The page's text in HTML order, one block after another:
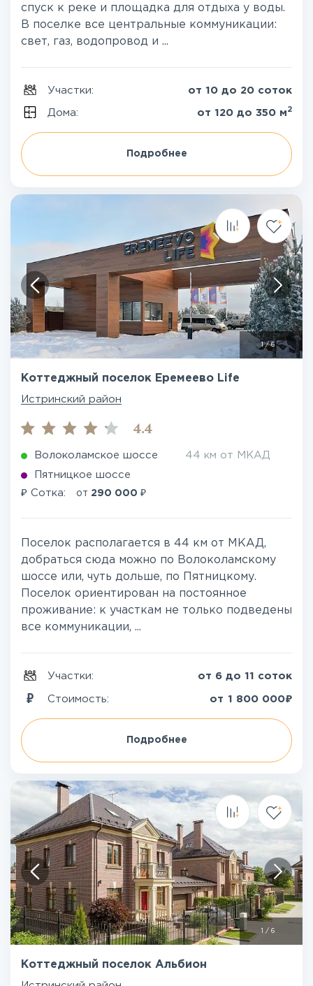
спуск к реке и площадка для отдыха у воды.
В поселке все центральные коммуникации:
свет, газ, водопровод и ...
Участки: от 10 до 20 соток
Дома: от 120 до 350 м 2
Подробнее
1/6
Коттеджный поселок Еремеево Life
Истринский район
4.4
Волоколамское шоссе 44 км от МКАД
Пятницкое шоссе
₽ Сотка: от 290 000 ₽
Поселок располагается в 44 км от МКАД,
добраться сюда можно по Волоколамскому
шоссе или, чуть дольше, по Пятницкому.
Поселок ориентирован на постоянное
проживание: к участкам не только подведены
все коммуникации, ...
Участки: от 6 до 11 соток
Стоимость: от 1 800 000₽
Подробнее
/ 6
Коттеджный поселок Альбион